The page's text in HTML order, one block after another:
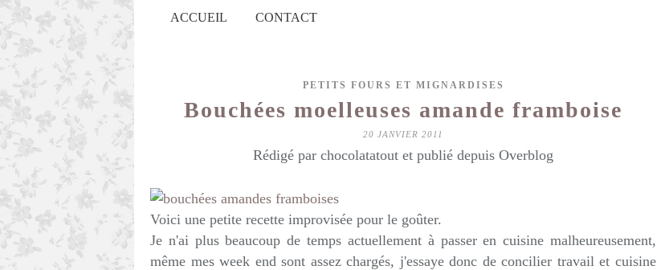
ACCUEIL CONTACT
PETITS FOURS ET MIGNARDISES
Bouchées moelleuses amande framboise
20 JANVIER 2011
Rédigé par chocolatatout et publié depuis Overblog
Voici une petite recette improvisée pour le goûter.
Je n'ai plus beaucoup de temps actuellement à passer en cuisine malheureusement,
même mes week end sont assez chargés, j'essaye donc de concilier travail et cuisine